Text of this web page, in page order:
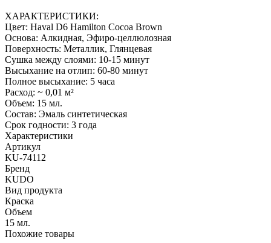
ХАРАКТЕРИСТИКИ:
Цвет: Haval D6 Hamilton Cocoa Brown
Основа: Алкидная, Эфиро-целлюлозная
Поверхность: Металлик, Глянцевая
Сушка между слоями: 10-15 минут
Высыхание на отлип: 60-80 минут
Полное высыхание: 5 часа
Расход: ~ 0,01 м²
Объем: 15 мл.
Состав: Эмаль синтетическая
Срок годности: 3 года
Характеристики
Артикул
KU-74112
Бренд
KUDO
Вид продукта
Краска
Объем
15 мл.
Похожие товары